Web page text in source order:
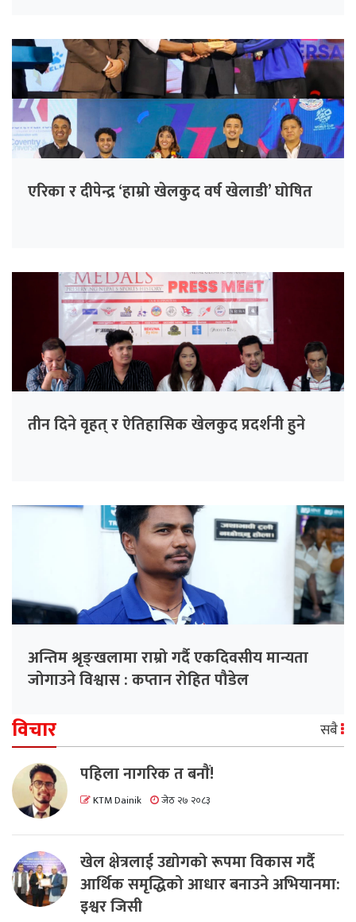
एरिका र दीपेन्द्र ‘हाम्रो खेलकुद वर्ष खेलाडी’ घोषित
तीन दिने वृहत् र ऐतिहासिक खेलकुद प्रदर्शनी हुने
अन्तिम श्रृङ्खलामा राम्रो गर्दै एकदिवसीय मान्यता
जोगाउने विश्वास : कप्तान रोहित पौडेल
विचार सबै
पहिला नागरिक त बनाैं!
KTM Dainik जेठ २७ २०८३
खेल क्षेत्रलाई उद्योगको रूपमा विकास गर्दै
आर्थिक समृद्धिको आधार बनाउने अभियानमा:
इश्वर जिसी